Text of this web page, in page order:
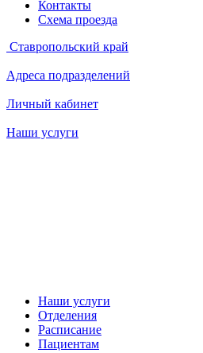
Контакты
Схема проезда
Ставропольский край
Адреса подразделений
Личный кабинет
Наши услуги
Наши услуги
Отделения
Расписание
Пациентам